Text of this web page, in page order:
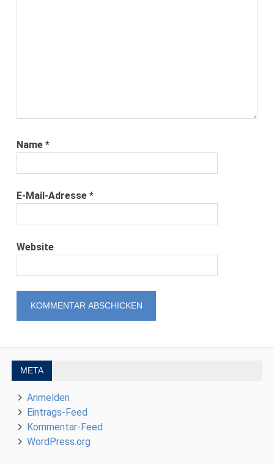
Name*
E-Mail-Adresse*
Website
META
Anmelden
Eintrags-Feed
Kommentar-Feed
WordPress.org